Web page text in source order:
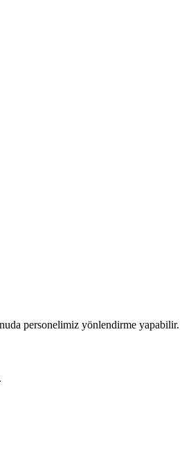
personelimiz yönlendirme yapabilir.